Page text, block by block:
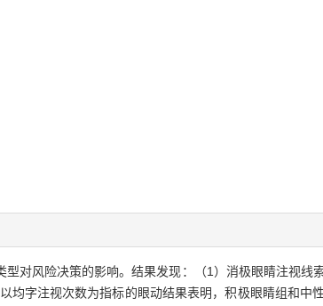
对风险决策的影响。结果发现：（1）消极眼睛注视线
字注视次数为指标的眼动结果表明，积极眼睛组和中